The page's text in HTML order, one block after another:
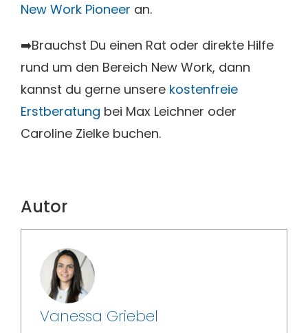
New Work Pioneer an.
➡️Brauchst Du einen Rat oder direkte Hilfe
rund um den Bereich New Work, dann
kannst du gerne unsere kostenfreie
Erstberatung bei Max Leichner oder
Caroline Zielke buchen.
Autor
Vanessa Griebel